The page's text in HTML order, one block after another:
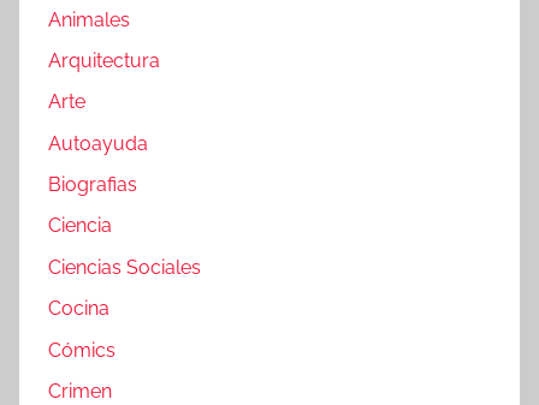
Animales
Arquitectura
Arte
Autoayuda
Biografias
Ciencia
Ciencias Sociales
Cocina
Cómics
Crimen